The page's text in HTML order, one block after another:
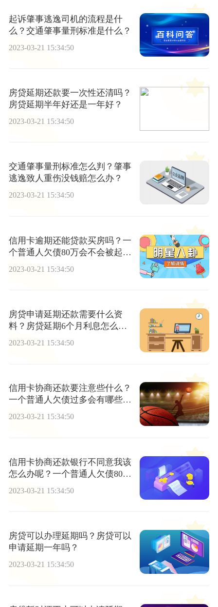
起诉肇事逃逸司机的流程是什
么？交通肇事量刑标准是什么？
2023-03-21 15:34:50
房贷延期还款要一次性还清吗？
房贷延期半年好还是一年好？
2023-03-21 15:34:50
交通肇事量刑标准怎么判？肇事
逃逸致人重伤没钱赔怎么办？
2023-03-21 15:34:50
信用卡逾期还能贷款买房吗？一
个普通人欠债80万会不会被起
2023-03-21 15:34:50
房贷申请延期还款需要什么资
料？房贷延期6个月利息怎么
算？
2023-03-21 15:34:50
信用卡协商还款要注意些什么？
一个普通人欠债过多会有哪些影
响？_滚动
2023-03-21 15:34:50
信用卡协商还款银行不同意我该
怎么办呢？一个普通人欠债80万
2023-03-21 15:34:50
房贷可以办理延期吗？房贷可以
申请延期一年吗？
2023-03-21 15:34:50